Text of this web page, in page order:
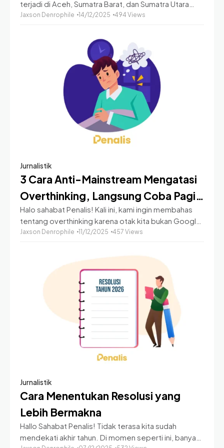
terjadi di Aceh, Sumatra Barat, dan Sumatra Utara
adalah bencana besar yang meninggalkan luka
Jaxson Denrophile 14/12/2025 494 Views
Jurnalistik
3 Cara Anti-Mainstream Mengatasi
Overthinking, Langsung Coba Pagi
Ini!
Halo sahabat Penalis! Kali ini, kami ingin membahas
tentang overthinking karena otak kita bukan Google
Chrome dengan 100 tab! Pernah enggak sih kamu
Jaxson Denrophile 11/12/2025 457 Views
Jurnalistik
Cara Menentukan Resolusi yang
Lebih Bermakna
Hallo Sahabat Penalis! Tidak terasa kita sudah
mendekati akhir tahun. Di momen seperti ini, banyak